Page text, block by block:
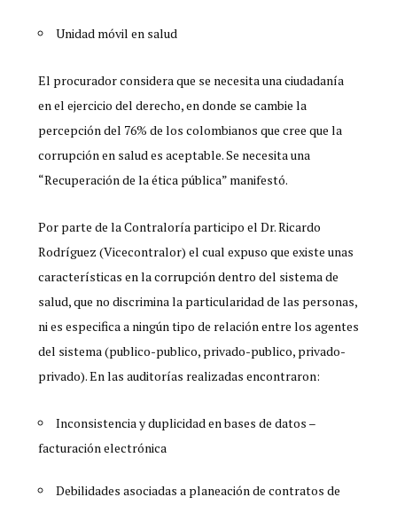
Unidad móvil en salud
El procurador considera que se necesita una ciudadanía
en el ejercicio del derecho, en donde se cambie la
percepción del 76% de los colombianos que cree que la
corrupción en salud es aceptable. Se necesita una
“Recuperación de la ética pública” manifestó.
Por parte de la Contraloría participo el Dr. Ricardo
Rodríguez (Vicecontralor) el cual expuso que existe unas
características en la corrupción dentro del sistema de
salud, que no discrimina la particularidad de las personas,
ni es especifica a ningún tipo de relación entre los agentes
del sistema (publico-publico, privado-publico, privado-
privado). En las auditorías realizadas encontraron:
Inconsistencia y duplicidad en bases de datos –
facturación electrónica
Debilidades asociadas a planeación de contratos de